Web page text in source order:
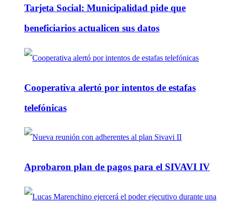
Tarjeta Social: Municipalidad pide que
beneficiarios actualicen sus datos
Cooperativa alertó por intentos de estafas
telefónicas
Aprobaron plan de pagos para el SIVAVI IV